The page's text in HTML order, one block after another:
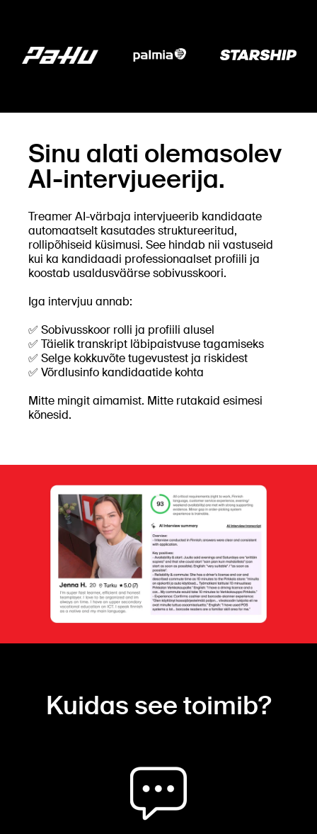
Sinu alati olemasolev
AI-intervjueerija.
Treamer AI-värbaja intervjueerib kandidaate
automaatselt kasutades struktureeritud,
rollipõhiseid küsimusi. See hindab nii vastuseid
kui ka kandidaadi professionaalset profiili ja
koostab usaldusväärse sobivusskoori.
Iga intervjuu annab:
✅ Sobivusskoor rolli ja profiili alusel
✅ Täielik transkript läbipaistvuse tagamiseks
✅ Selge kokkuvõte tugevustest ja riskidest
✅ Võrdlusinfo kandidaatide kohta
Mitte mingit aimamist. Mitte rutakaid esimesi
kõnesid.
Kuidas see toimib?